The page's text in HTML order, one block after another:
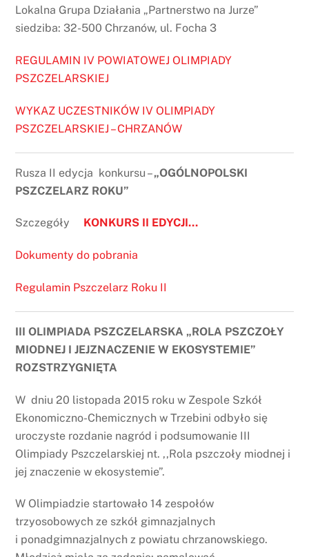
Lokalna Grupa Działania „Partnerstwo na Jurze”
siedziba: 32-500 Chrzanów, ul. Focha 3
REGULAMIN IV POWIATOWEJ OLIMPIADY
PSZCZELARSKIEJ
WYKAZ UCZESTNIKÓW IV OLIMPIADY
PSZCZELARSKIEJ – CHRZANÓW
Rusza II edycja konkursu –„OGÓLNOPOLSKI
PSZCZELARZ ROKU”
Szczegóły KONKURS II EDYCJI…
Dokumenty do pobrania
Regulamin Pszczelarz Roku II
III OLIMPIADA PSZCZELARSKA „ROLA PSZCZOŁY
MIODNEJ I JEJZNACZENIE W EKOSYSTEMIE”
ROZSTRZYGNIĘTA
W dniu 20 listopada 2015 roku w Zespole Szkół
Ekonomiczno-Chemicznych w Trzebini odbyło się
uroczyste rozdanie nagród i podsumowanie III
Olimpiady Pszczelarskiej nt. ,,Rola pszczoły miodnej i
jej znaczenie w ekosystemie”.
W Olimpiadzie startowało 14 zespołów
trzyosobowych ze szkół gimnazjalnych
i ponadgimnazjalnych z powiatu chrzanowskiego.